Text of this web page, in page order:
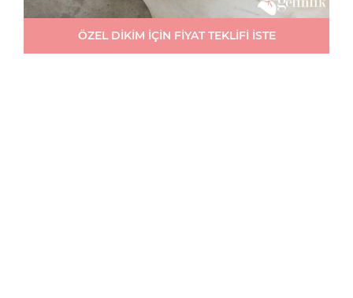
ÖZEL DİKİM İÇİN FİYAT TEKLİFİ İSTE